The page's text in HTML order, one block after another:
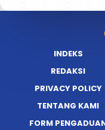
INDEKS
REDAKSI
PRIVACY POLICY
TENTANG KAMI
FORM